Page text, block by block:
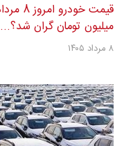
میلیون تومان گران شد؟...
۸ مرداد ۱۴۰۵